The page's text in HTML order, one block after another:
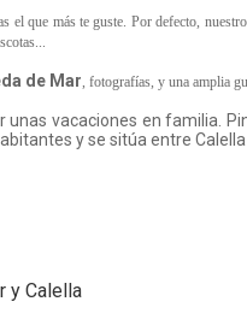
el que más te guste. Por defecto,
de Mar, fotografías, y una amplia
vacaciones en familia.
y se sitúa entre
y Calella